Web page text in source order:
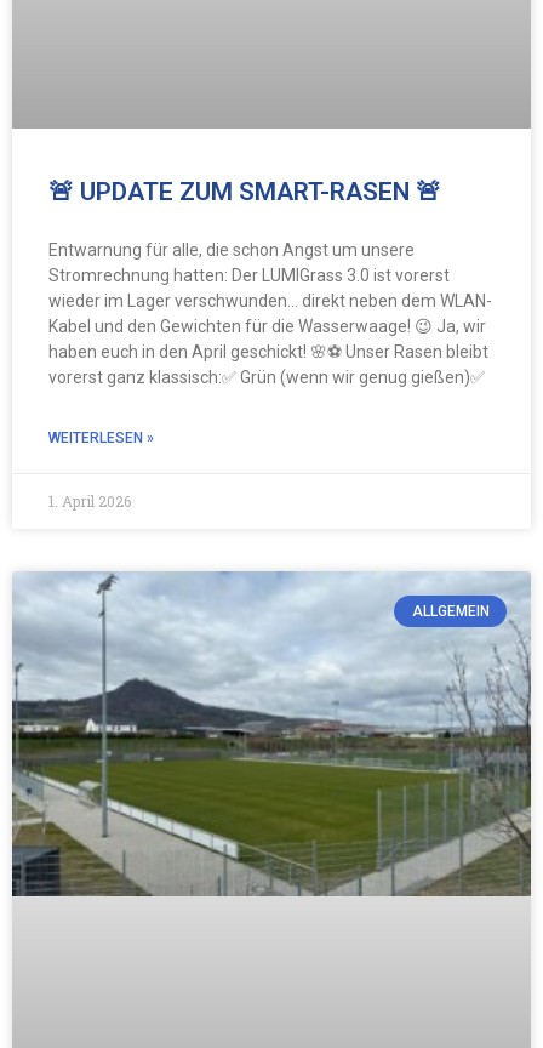
🚨 UPDATE ZUM SMART-RASEN 🚨
Entwarnung für alle, die schon Angst um unsere
Stromrechnung hatten: Der LUMIGrass 3.0 ist vorerst
wieder im Lager verschwunden… direkt neben dem WLAN-
Kabel und den Gewichten für die Wasserwaage! 😉 Ja, wir
haben euch in den April geschickt! 🌸⚽️ Unser Rasen bleibt
vorerst ganz klassisch:✅ Grün (wenn wir genug gießen)✅
WEITERLESEN »
1. April 2026
ALLGEMEIN